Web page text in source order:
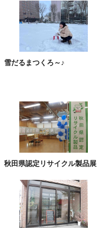
雪だるまつくろ～♪
秋田県認定リサイクル製品展